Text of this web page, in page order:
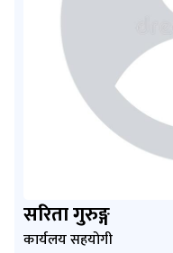
सरिता गुरुङ्ग
कार्यलय सहयोगी